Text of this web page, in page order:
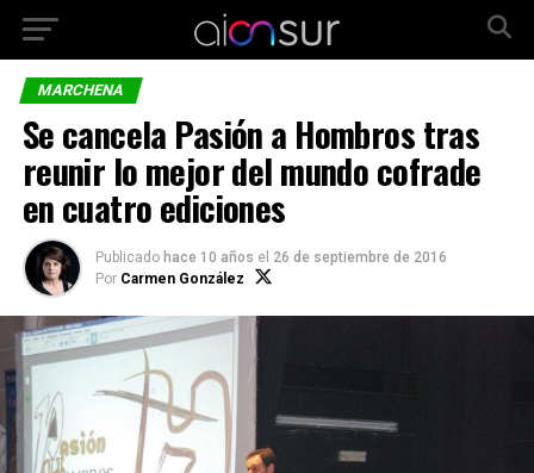
MARCHENA
Se cancela Pasión a Hombros tras
reunir lo mejor del mundo cofrade
en cuatro ediciones
Publicado hace 10 años el 26 de septiembre de 2016
Por Carmen González